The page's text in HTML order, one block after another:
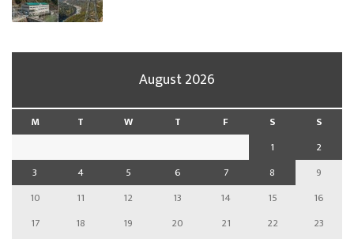
August 2026
M T W T F S
S
1
2
3
4 5 6 7 8
9
10
11 12 13 14 15
16
17
18 19 20 21 22
23